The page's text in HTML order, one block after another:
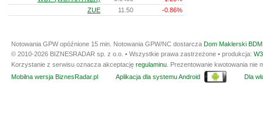
ZUE
11.50 -0.86%
Notowania GPW opóźnione 15 min. Notowania GPW/NC dostarcza Dom Maklerski
© 2010-2026 BIZNESRADAR sp. z o.o. • Wszystkie prawa zastrzeżone • produkcja:
Korzystanie z serwisu oznacza akceptację regulaminu . Prezentowanie kwotowania
Mobilna wersja BiznesRadar.pl
Aplikacja dla systemu Android Dla